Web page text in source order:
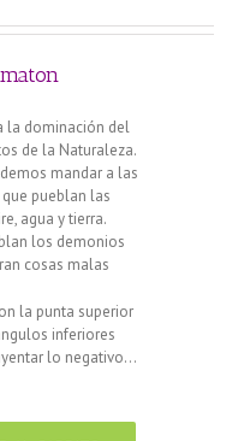
la dominación del
de la Naturaleza.
mandar a las
pueblan las
agua y tierra.
los demonios
cosas malas
la punta superior
inferiores
lo negativo…